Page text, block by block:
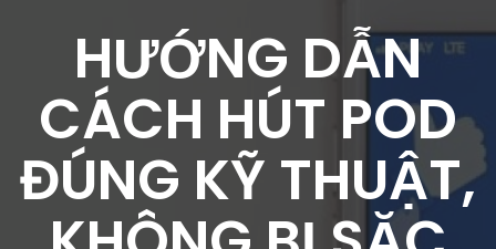
HƯỚNG DẪN
CÁCH HÚT POD
ĐÚNG KỸ THUẬT,